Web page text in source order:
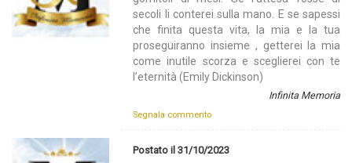
secoli li conterei sulla mano. E se sapessi
che finita questa vita, la mia e la tua
proseguiranno insieme , getterei la mia
come inutile scorza e sceglierei con te
l’eternità (Emily Dickinson)
Infinita Memoria
Segnala commento
Postato il 31/10/2023